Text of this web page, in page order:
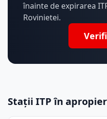
înainte de expirarea
Rovinietei.
Stații ITP în